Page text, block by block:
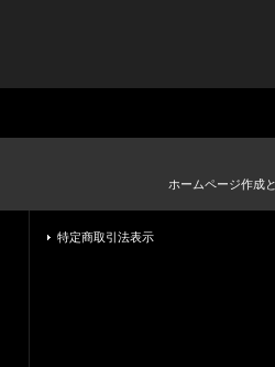
ホームページ作成
特定商取引法表示